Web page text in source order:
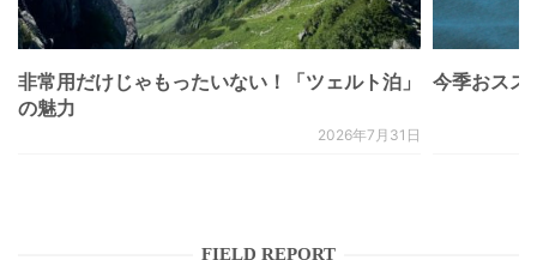
非常用だけじゃもったいない！「ツェルト泊」
の魅力
2026年7月31日
今季おスス
FIELD REPORT